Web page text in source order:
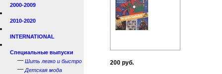
2000-2009
2010-2020
INTERNATIONAL
Специальные выпуски
— Шить легко и быстро
— Детская мода
200 руб.